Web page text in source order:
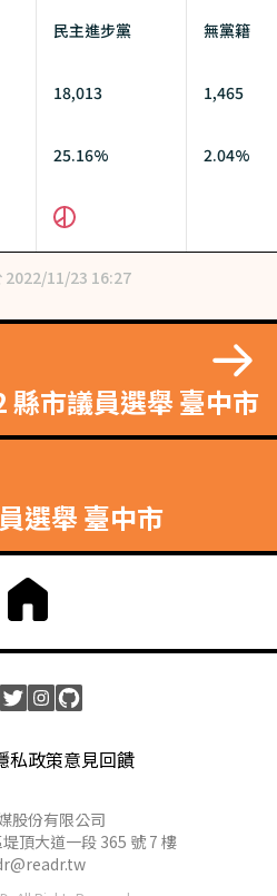
民主進步黨
18,013
25.16%
無黨籍
1,465
2.04%
2022/11/23 16:27
選舉 臺中市
縣市議員選舉 臺中市
私政策意見回饋
股份有限公司
頂大道一段 365 號 7 樓